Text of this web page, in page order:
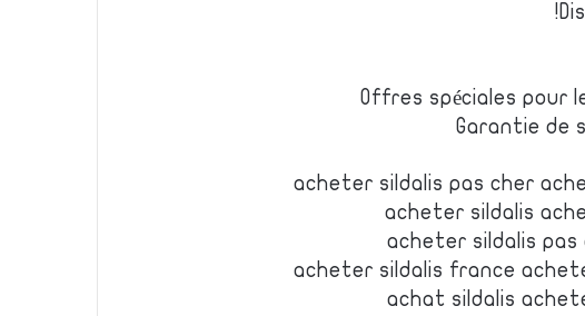
Offres spéciales pour
Garantie de
acheter sildalis pas cher
acheter sildalis
acheter sildalis pas
acheter sildalis france
achat sildalis